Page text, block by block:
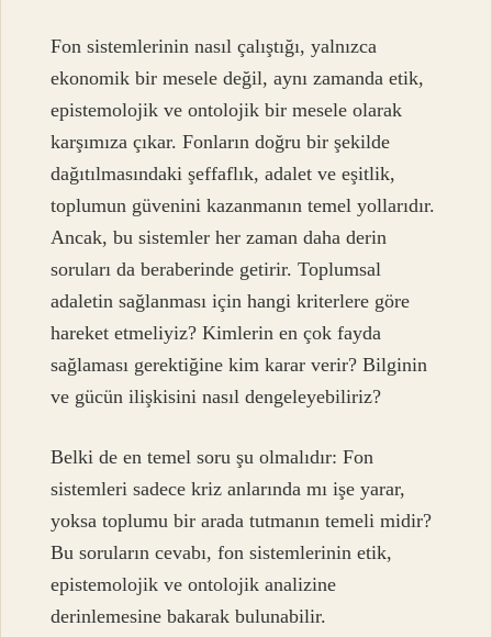
Fon sistemlerinin nasıl çalıştığı, yalnızca
ekonomik bir mesele değil, aynı zamanda etik,
epistemolojik ve ontolojik bir mesele olarak
karşımıza çıkar. Fonların doğru bir şekilde
dağıtılmasındaki şeffaflık, adalet ve eşitlik,
toplumun güvenini kazanmanın temel yollarıdır.
Ancak, bu sistemler her zaman daha derin
soruları da beraberinde getirir. Toplumsal
adaletin sağlanması için hangi kriterlere göre
hareket etmeliyiz? Kimlerin en çok fayda
sağlaması gerektiğine kim karar verir? Bilginin
ve gücün ilişkisini nasıl dengeleyebiliriz?
Belki de en temel soru şu olmalıdır: Fon
sistemleri sadece kriz anlarında mı işe yarar,
yoksa toplumu bir arada tutmanın temeli midir?
Bu soruların cevabı, fon sistemlerinin etik,
epistemolojik ve ontolojik analizine
derinlemesine bakarak bulunabilir.